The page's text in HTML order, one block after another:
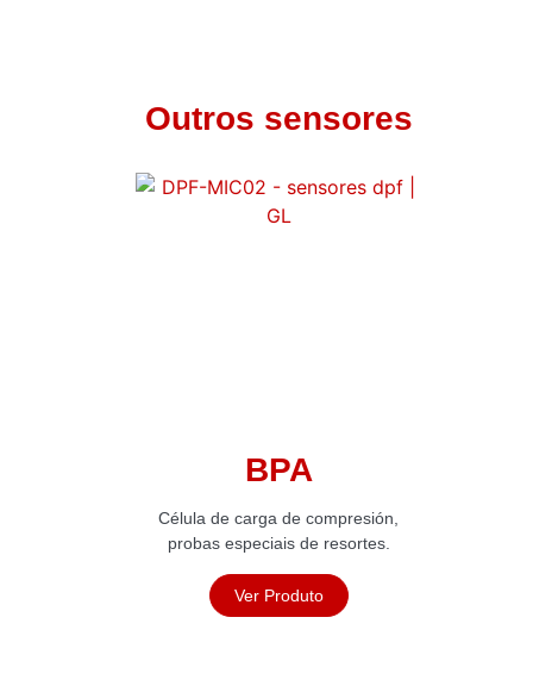
Outros sensores
BPA
Célula de carga de compresión,
probas especiais de resortes.
Ver Produto